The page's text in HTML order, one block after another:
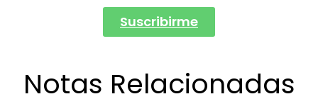
Suscribirme
Notas Relacionadas